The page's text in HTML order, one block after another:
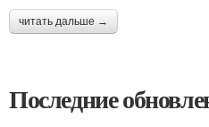
читать дальше →
Последние